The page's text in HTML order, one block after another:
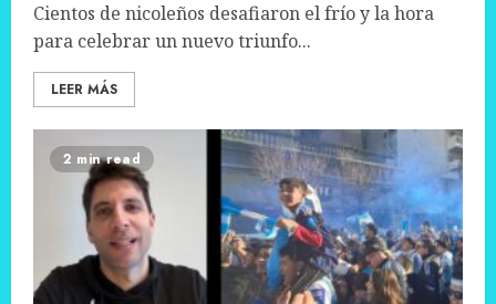
Cientos de nicoleños desafiaron el frío y la hora
para celebrar un nuevo triunfo...
LEER MÁS
2 min read